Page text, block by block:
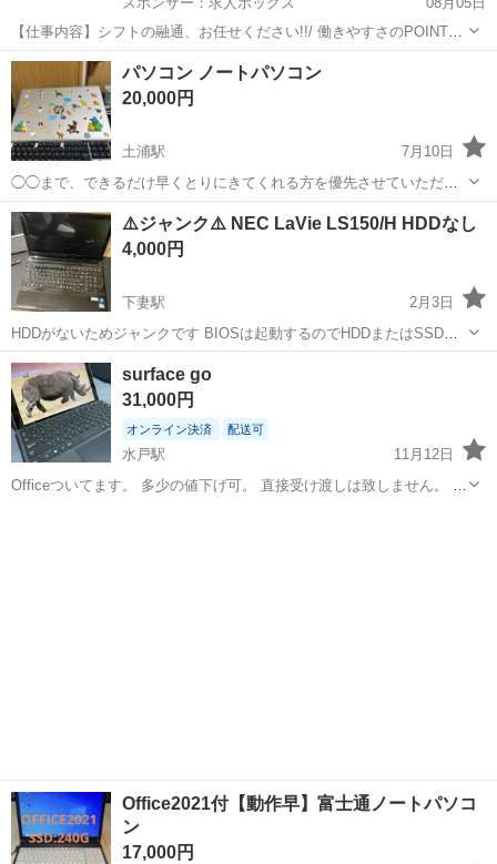
【仕事内容】シフトの融通、お任せください!!/ 働きやすさのPOINT
は… 業界最高水準!高日給で効率よく稼げます! 履歴書不要の面接!服装
自由! 週1日～OK!毎週のシフト制! 資格取得支援制度アリ!資格手当ア
リ! <シフトの融...
アルバイト・パート
パソコン ノートパソコン
20,000円
土浦駅
7月10日
◯◯まで、できるだけ早くとりにきてくれる方を優先させていただき
ます。 よろしくおねがいします。
茨城 土浦市 ノートパソコン
⚠️ジャンク⚠️ NEC LaVie LS150/H HDDなし
4,000円
下妻駅
2月3日
HDDがないためジャンクです BIOSは起動するのでHDDまたはSSDに
OSをインストールするとつかえます Intel pentium 無線LAN
茨城 下妻市
surface go
31,000円
オンライン決済 配送可
水戸駅
11月12日
Officeついてます。 多少の値下げ可。 直接受け渡しは致しません。 配
Office2021付【動作早】富士通ノートパソコ
ン
17,000円